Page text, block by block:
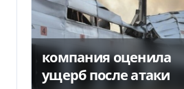
компания оценила
ущерб после атаки